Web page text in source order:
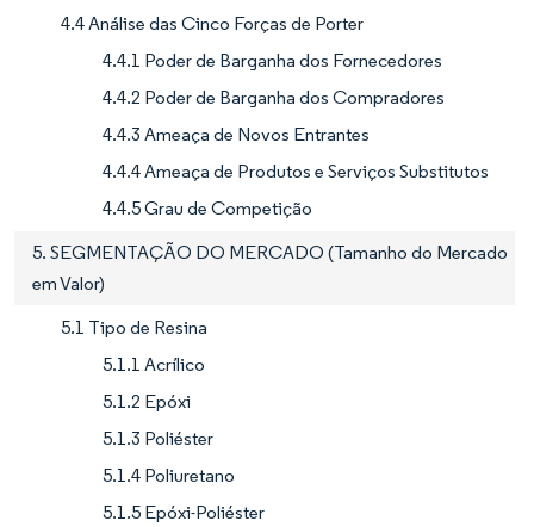
4.4 Análise das Cinco Forças de Porter
4.4.1 Poder de Barganha dos Fornecedores
4.4.2 Poder de Barganha dos Compradores
4.4.3 Ameaça de Novos Entrantes
4.4.4 Ameaça de Produtos e Serviços Substitutos
4.4.5 Grau de Competição
5. SEGMENTAÇÃO DO MERCADO (Tamanho do Mercado
em Valor)
5.1 Tipo de Resina
5.1.1 Acrílico
5.1.2 Epóxi
5.1.3 Poliéster
5.1.4 Poliuretano
5.1.5 Epóxi-Poliéster